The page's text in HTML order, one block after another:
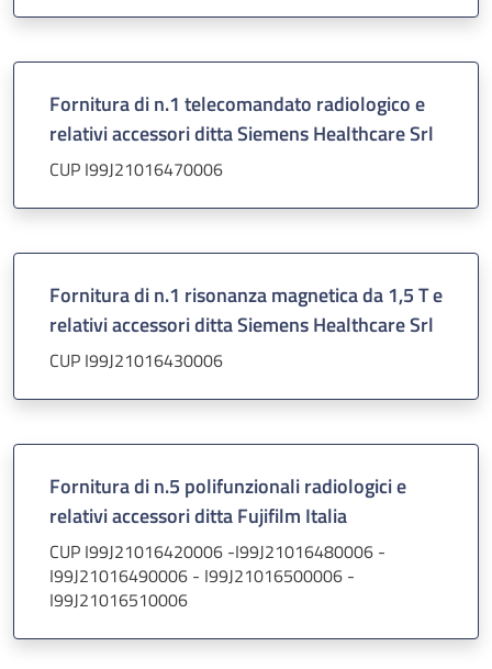
Fornitura di n.1 telecomandato radiologico e
relativi accessori ditta Siemens Healthcare Srl
CUP I99J21016470006
Fornitura di n.1 risonanza magnetica da 1,5 T e
relativi accessori ditta Siemens Healthcare Srl
CUP I99J21016430006
Fornitura di n.5 polifunzionali radiologici e
relativi accessori ditta Fujifilm Italia
CUP I99J21016420006 -I99J21016480006 -
I99J21016490006 - I99J21016500006 -
I99J21016510006